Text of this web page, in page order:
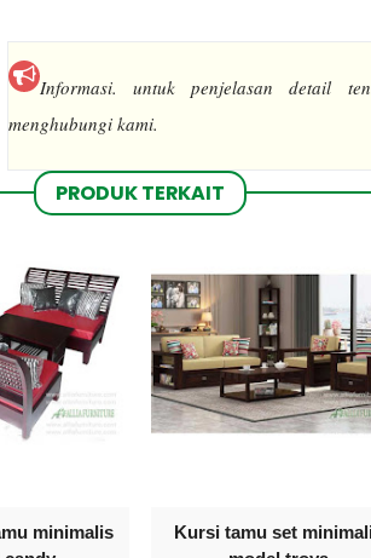
Informasi.untuk penjelasan detail
menghubungi kami.
PRODUK TERKAIT
minimalis
Kursi tamu set